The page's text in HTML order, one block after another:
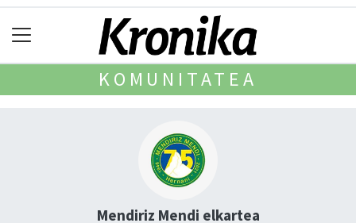
KOMUNITATEA
Mendiriz Mendi elkartea